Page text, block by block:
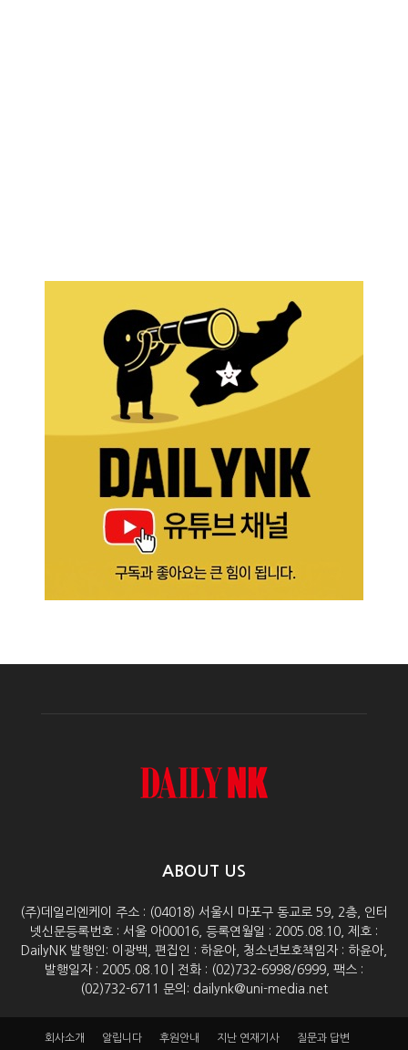
ABOUT US
(주)데일리엔케이 주소 : (04018) 서울시 마포구 동교로 59, 2층, 인터
넷신문등록번호 : 서울 아00016, 등록연월일 : 2005.08.10, 제호 :
DailyNK 발행인: 이광백, 편집인 : 하윤아, 청소년보호책임자 : 하윤아,
발행일자 : 2005.08.10 | 전화 : (02)732-6998/6999, 팩스 :
(02)732-6711 문의: dailynk@uni-media.net
회사소개 알립니다 후원안내 지난 연재기사 질문과 답변